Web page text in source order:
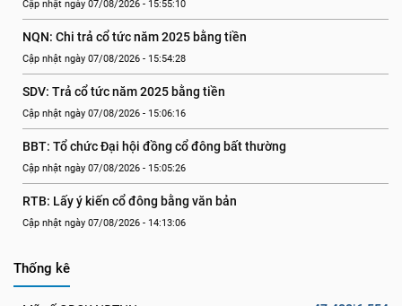
Cập nhật ngày 07/08/2026 - 15:55:10
NQN: Chi trả cổ tức năm 2025 bằng tiền
Cập nhật ngày 07/08/2026 - 15:54:28
SDV: Trả cổ tức năm 2025 bằng tiền
Cập nhật ngày 07/08/2026 - 15:06:16
BBT: Tổ chức Đại hội đồng cổ đông bất thường
Cập nhật ngày 07/08/2026 - 15:05:26
RTB: Lấy ý kiến cổ đông bằng văn bản
Cập nhật ngày 07/08/2026 - 14:13:06
Thống kê